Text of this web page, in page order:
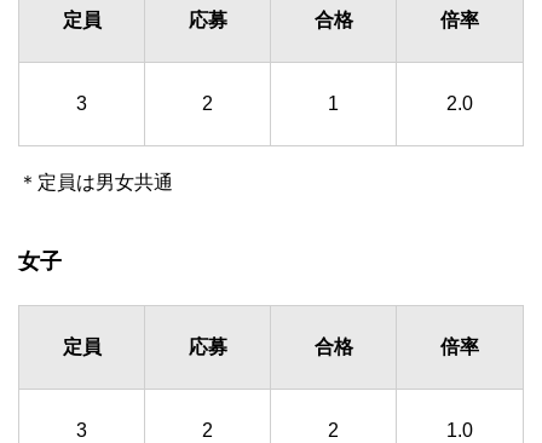
定員 応募 合格 倍率
3 2 1 2.0
＊定員は男女共通
女子
定員 応募 合格 倍率
3 2 2 1.0